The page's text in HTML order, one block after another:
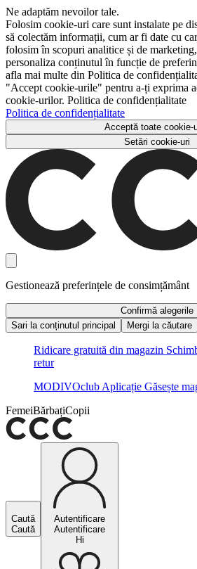
Ne adaptăm nevoilor tale.
Folosim cookie-uri care sunt instalate pe
să colectăm informații, cum ar fi date cu
folosim în scopuri analitice și de
personaliza conținutul în funcție de
afla mai multe din Politica de
"Accept cookie-urile" pentru a-ți exprima
cookie-urilor. Politica de confidențialitate
Politica de confidențialitate
Acceptă toate cookie-
Setări cookie-uri
Gestionează preferințele de consimțământ
Confirmă alegerile
Sari la conținutul principal
Mergi la căutare
Ridicare gratuită din magazin
retur
MODIVOclub Aplicație Găsește
FemeiBărbațiCopii
Caută
Caută
Autentificare
Autentificare
Hi